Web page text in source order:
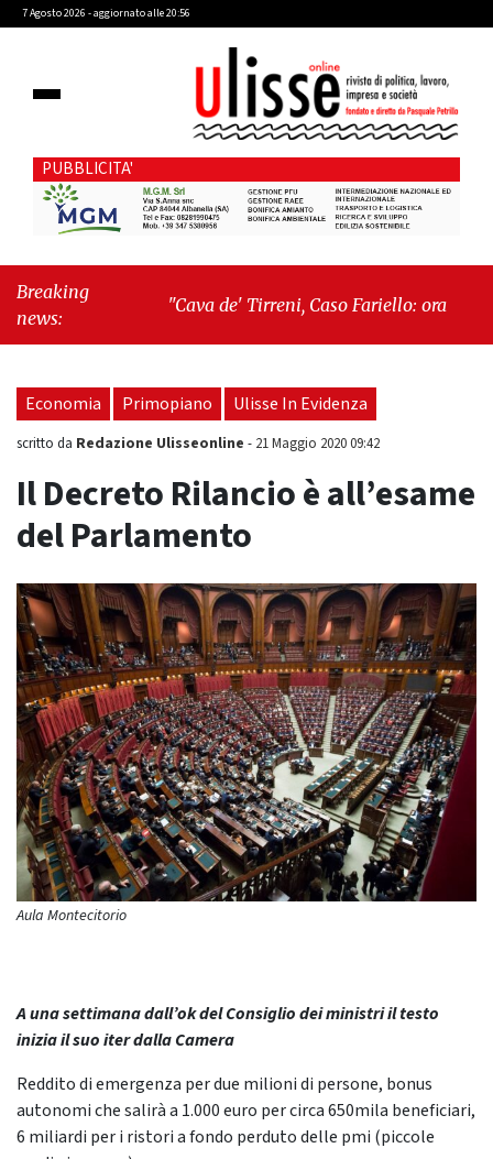
7 Agosto 2026 - aggiornato alle 20:56
PUBBLICITA'
Breaking
news:
"Cava de' Tirreni, Caso Fariello: ora torniamo ai
Economia Primopiano Ulisse In Evidenza
scritto da Redazione Ulisseonline - 21 Maggio 2020 09:42
Il Decreto Rilancio è all’esame
del Parlamento
Aula Montecitorio
A una settimana dall’ok del Consiglio dei ministri il testo
inizia il suo iter dalla Camera
Reddito di emergenza per due milioni di persone, bonus
autonomi che salirà a 1.000 euro per circa 650mila beneficiari,
6 miliardi per i ristori a fondo perduto delle pmi (piccole